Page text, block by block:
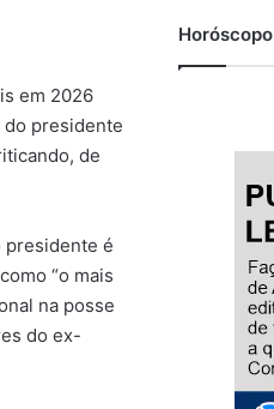
em 2026
do presidente
de
presidente é
“o mais
na posse
do ex-
Horóscopo